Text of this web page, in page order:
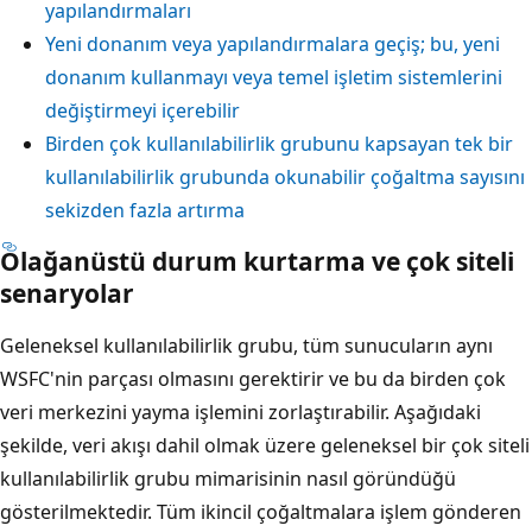
yapılandırmaları
Yeni donanım veya yapılandırmalara geçiş; bu, yeni
donanım kullanmayı veya temel işletim sistemlerini
değiştirmeyi içerebilir
Birden çok kullanılabilirlik grubunu kapsayan tek bir
kullanılabilirlik grubunda okunabilir çoğaltma sayısını
sekizden fazla artırma
Olağanüstü durum kurtarma ve çok siteli
senaryolar
Geleneksel kullanılabilirlik grubu, tüm sunucuların aynı
WSFC'nin parçası olmasını gerektirir ve bu da birden çok
veri merkezini yayma işlemini zorlaştırabilir. Aşağıdaki
şekilde, veri akışı dahil olmak üzere geleneksel bir çok siteli
kullanılabilirlik grubu mimarisinin nasıl göründüğü
gösterilmektedir. Tüm ikincil çoğaltmalara işlem gönderen